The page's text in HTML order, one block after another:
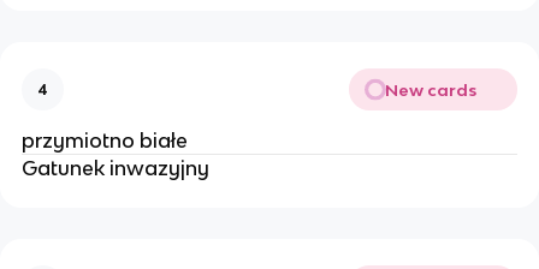
4 New cards
przymiotno białe
Gatunek inwazyjny